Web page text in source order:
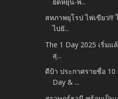
สหภาพยุโรป ไฟเขียว!!!
ไปยั...
The 1 Day 2025 เริ่ม
สุ...
ดีป้า ประกาศรายชื่อ 10
Day & ...